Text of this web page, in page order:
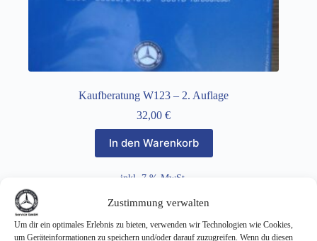
Zustimmung verwalten
Um dir ein optimales Erlebnis zu bieten, verwenden wir Technologien wie Cookies,
um Geräteinformationen zu speichern und/oder darauf zuzugreifen. Wenn du diesen
Kaufberatung W123 – 2. Auflage
32,00€
In den Warenkorb
inkl. 7 % MwSt.
zzgl.Versandkosten